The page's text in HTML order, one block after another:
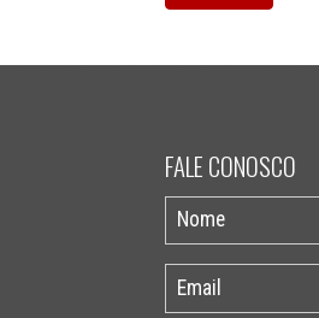
FALE CONOSCO